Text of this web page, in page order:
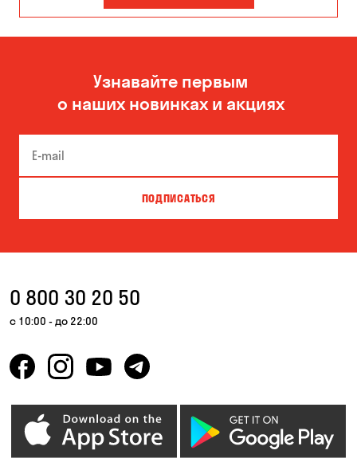
Днепр Елизаветовка
Катериновка Кривой Рог
Кулеши
Новополье Обозновка
Узнавайте первым
о наших новинках и акциях
ПОДПИСАТЬСЯ
0 800 30 20 50
с 10:00 - до 22:00